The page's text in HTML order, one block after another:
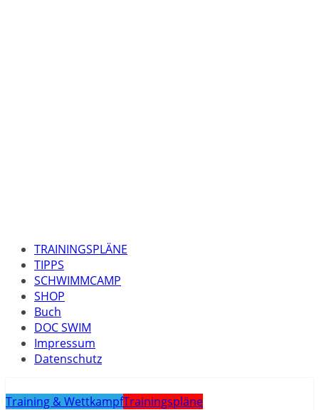
TRAININGSPLÄNE
TIPPS
SCHWIMMCAMP
SHOP
Buch
DOC SWIM
Impressum
Datenschutz
Training & WettkampfTrainingspläne